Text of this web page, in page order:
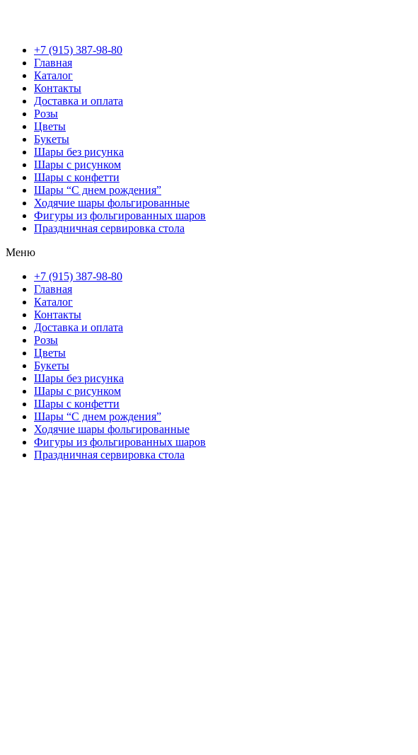
+7 (915) 387-98-80
Главная
Каталог
Контакты
Доставка и оплата
Розы
Цветы
Букеты
Шары без рисунка
Шары с рисунком
Шары с конфетти
Шары “С днем рождения”
Ходячие шары фольгированные
Фигуры из фольгированных шаров
Праздничная сервировка стола
Меню
+7 (915) 387-98-80
Главная
Каталог
Контакты
Доставка и оплата
Розы
Цветы
Букеты
Шары без рисунка
Шары с рисунком
Шары с конфетти
Шары “С днем рождения”
Ходячие шары фольгированные
Фигуры из фольгированных шаров
Праздничная сервировка стола